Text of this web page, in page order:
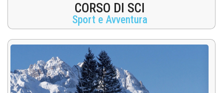
CORSO DI SCI
Sport e Avventura